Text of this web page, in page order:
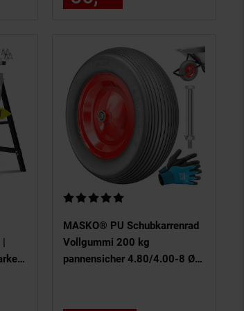
Ölwechsel und Reparatur
Sternen
MASKO® PU Schubkarrenrad
Vollgummi 200 kg
pannensicher 4.80/4.00-8 Ø
Kundenbewertung: 5 von 5 Sternen